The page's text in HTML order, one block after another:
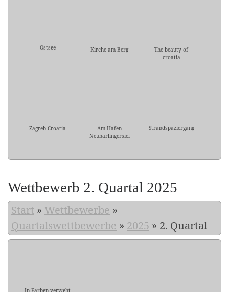
Ostsee Kirche am Berg
The beauty of
croatia
Zagreb Croatia
Am Hafen
Neuharlingersiel
Strandspaziergang
Wettbewerb 2. Quartal 2025
Start » Wettbewerbe »
Quartalswettbewerbe » 2025 » 2. Quartal
In Farben verweht